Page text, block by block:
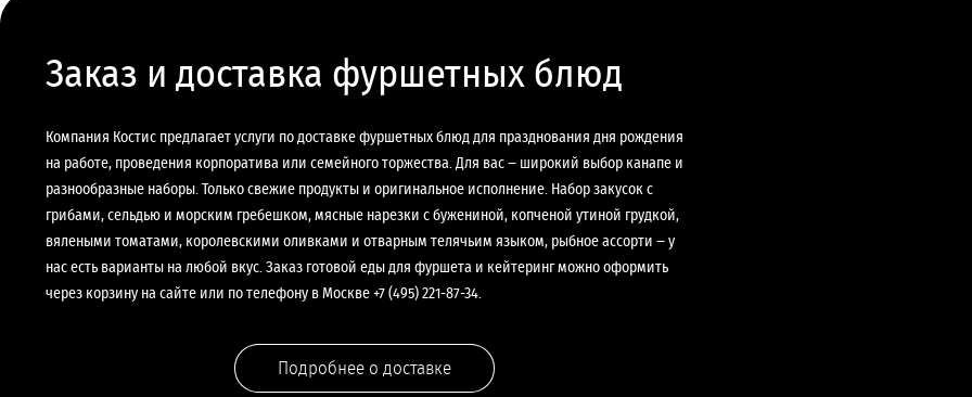
Заказ и доставка фуршетных блюд
Компания Костис предлагает услуги по доставке фуршетных блюд для празднования дня рождения
на работе, проведения корпоратива или семейного торжества. Для вас − широкий выбор канапе и
разнообразные наборы. Только свежие продукты и оригинальное исполнение. Набор закусок с
грибами, сельдью и морским гребешком, мясные нарезки с бужениной, копченой утиной грудкой,
вялеными томатами, королевскими оливками и отварным телячьим языком, рыбное ассорти − у
нас есть варианты на любой вкус. Заказ готовой еды для фуршета и кейтеринг можно оформить
через корзину на сайте или по телефону в Москве +7 (495) 221-87-34.
Подробнее о доставке